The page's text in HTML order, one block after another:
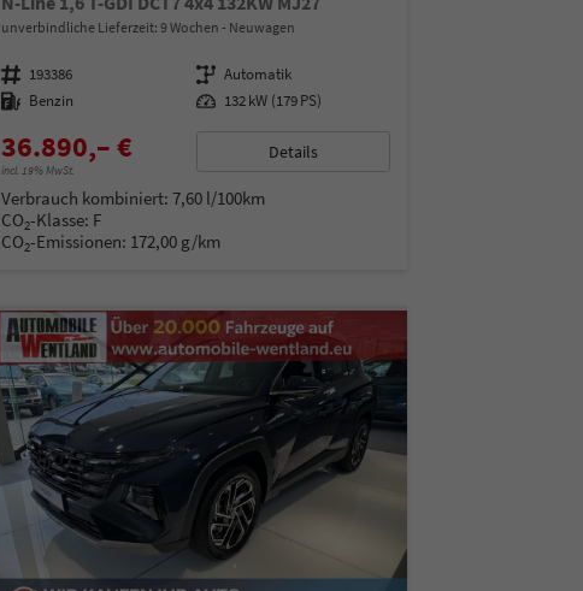
unverbindliche Lieferzeit:9 Wochen Neuwagen
Fahrzeugnummer 193386 Getriebe Automatik
Kraftstoff Benzin Leistung 132 kW (179 PS)
36.890,– €
incl. 19% MwSt.
Details
Verbrauch kombiniert:7,60 l/100km
CO2-Klasse: F
CO2-Emissionen: 172,00 g/km